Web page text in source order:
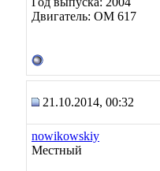
Двигатель: OM 617
21.10.2014, 00:32
nowikowskiy
Местный